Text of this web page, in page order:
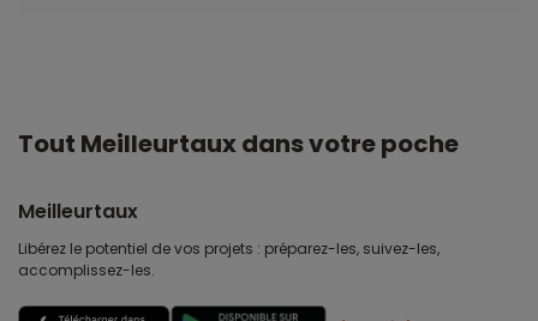
Tout Meilleurtaux dans votre poche
Meilleurtaux
Libérez le potentiel de vos projets : préparez-les, suivez-les,
accomplissez-les.